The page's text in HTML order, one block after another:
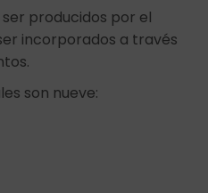
producidos por el
incorporados a través
son nueve: